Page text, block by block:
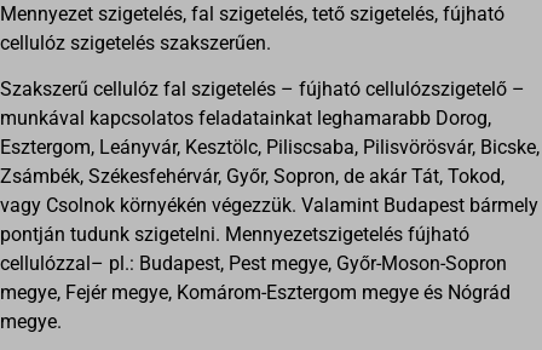
Mennyezet szigetelés, fal szigetelés, tető szigetelés, fújható
cellulóz szigetelés szakszerűen.
Szakszerű cellulóz fal szigetelés – fújható cellulózszigetelő –
munkával kapcsolatos feladatainkat leghamarabb Dorog,
Esztergom, Leányvár, Kesztölc, Piliscsaba, Pilisvörösvár, Bicske,
Zsámbék, Székesfehérvár, Győr, Sopron, de akár Tát, Tokod,
vagy Csolnok környékén végezzük. Valamint Budapest bármely
pontján tudunk szigetelni. Mennyezetszigetelés fújható
cellulózzal– pl.: Budapest, Pest megye, Győr-Moson-Sopron
megye, Fejér megye, Komárom-Esztergom megye és Nógrád
megye.